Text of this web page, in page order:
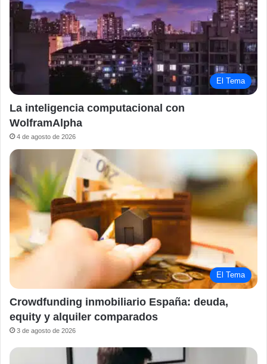
El Tema
La inteligencia computacional con
WolframAlpha
4 de agosto de 2026
El Tema
Crowdfunding inmobiliario España: deuda,
equity y alquiler comparados
3 de agosto de 2026